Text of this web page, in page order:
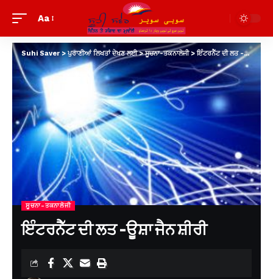
Aa
Suhi Saver>ਪੁਰਾਣੀਆਂ ਲਿਖਤਾਂ ਦੇਖਣ ਲਈ>ਸੂਚਨਾ-ਤਕਨਾਲੋਜੀ>ਇੰਟਰਨੈੱਟ ਦੀ ਲਤ -ਊਸ਼ਾ ਜੈਨ ਸ਼ੀਰੀ
ਸੂਚਨਾ-ਤਕਨਾਲੋਜੀ
ਇੰਟਰਨੈੱਟ ਦੀ ਲਤ -ਊਸ਼ਾ ਜੈਨ ਸ਼ੀਰੀ